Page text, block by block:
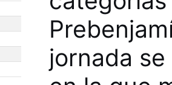
jornada